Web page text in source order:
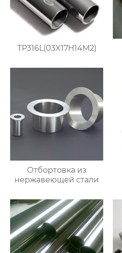
TP316L(03X17H14M2)
Отбортовка из
нержавеющей стали